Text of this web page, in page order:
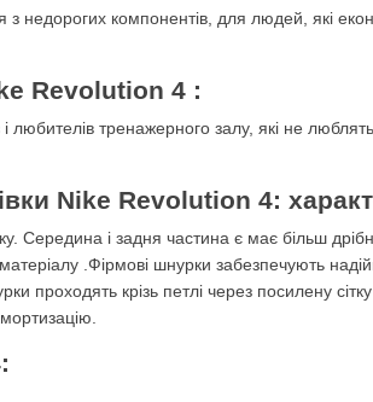
з недорогих компонентів, для людей, які
Revolution 4 :
любителів тренажерного залу, які не
Nike Revolution 4:
і задня частина є має більш
.Фірмові шнурки забезпечують
проходять крізь петлі через посилену сітку